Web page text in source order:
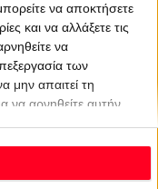
να αποκτήσετε
και να αλλάξετε τις
να
των
μην απαιτεί τη
να αρνηθείτε αυτήν
στιγμή
κάνοντας κλικ στο